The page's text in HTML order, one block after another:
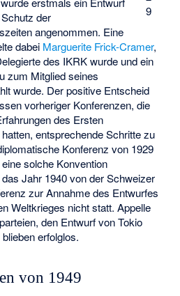
9
der
angenommen. Eine
dabei Marguerite Frick-Cramer,
des IKRK wurde und ein
zum Mitglied seines
wurde. Der positive Entscheid
vorheriger Konferenzen, die
des Ersten
entsprechende Schritte zu
Konferenz von 1929
solche Konvention
Jahr 1940 von der Schweizer
zur Annahme des Entwurfes
Weltkrieges nicht statt. Appelle
den Entwurf von Tokio
erfolglos.
von 1949